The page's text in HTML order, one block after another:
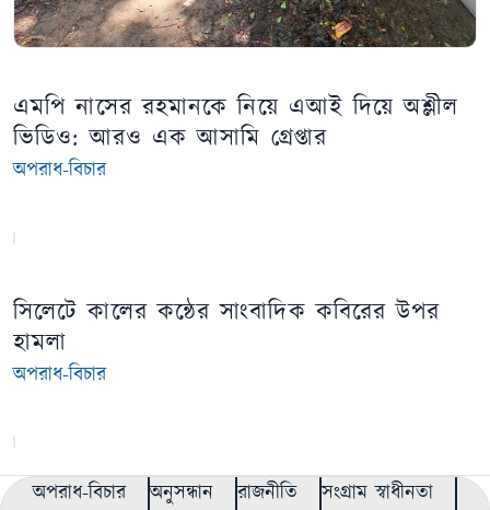
এমপি নাসের রহমানকে নিয়ে এআই দিয়ে অশ্লীল
ভিডিও: আরও এক আসামি গ্রেপ্তার
অপরাধ-বিচার
সিলেটে কালের কন্ঠের সাংবাদিক কবিরের উপর
হামলা
অপরাধ-বিচার
অপরাধ-বিচার অনুসন্ধান রাজনীতি
সংগ্রাম স্বাধীনতা